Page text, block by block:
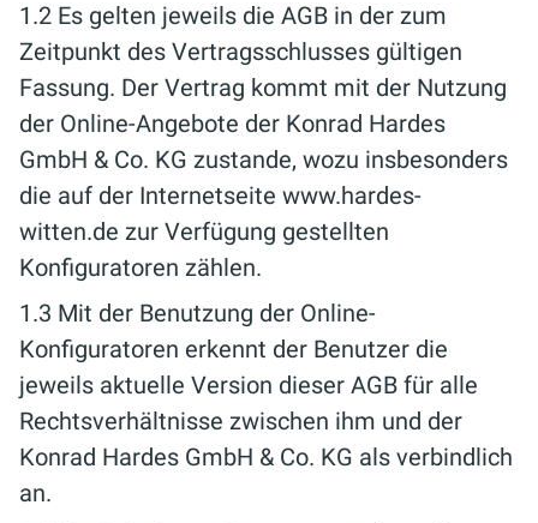
1.2 Es gelten jeweils die AGB in der zum
Zeitpunkt des Vertragsschlusses gültigen
Fassung. Der Vertrag kommt mit der Nutzung
der Online-Angebote der Konrad Hardes
GmbH & Co. KG zustande, wozu insbesonders
die auf der Internetseite www.hardes-
witten.de zur Verfügung gestellten
Konfiguratoren zählen.
1.3 Mit der Benutzung der Online-
Konfiguratoren erkennt der Benutzer die
jeweils aktuelle Version dieser AGB für alle
Rechtsverhältnisse zwischen ihm und der
Konrad Hardes GmbH & Co. KG als verbindlich
an.